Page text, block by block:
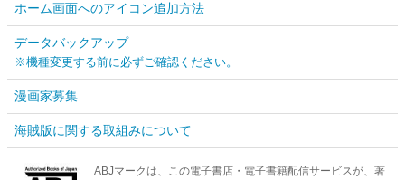
ホーム画面へのアイコン追加方法
データバックアップ
※機種変更する前に必ずご確認ください。
漫画家募集
海賊版に関する取組みについて
ABJマークは、この電子書店・電子書籍配信サービスが、著